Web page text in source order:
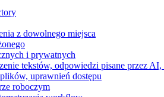
z dowolnego miejsca
i prywatnych
tekstów, odpowiedzi pisane przez AI,
uprawnień dostępu
roboczym